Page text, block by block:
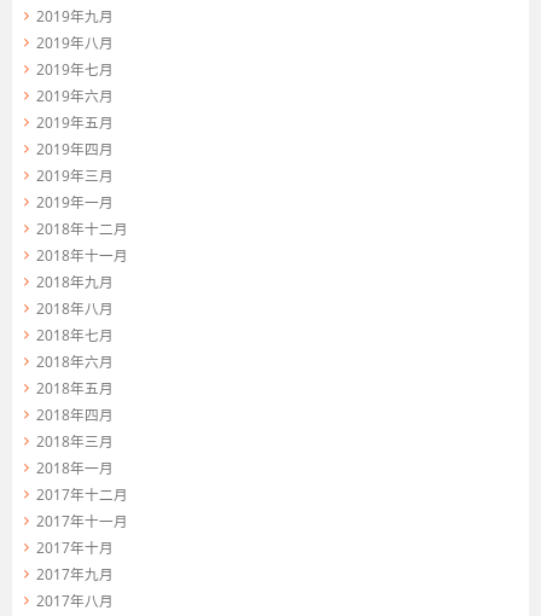
2019年九月
2019年八月
2019年七月
2019年六月
2019年五月
2019年四月
2019年三月
2019年一月
2018年十二月
2018年十一月
2018年九月
2018年八月
2018年七月
2018年六月
2018年五月
2018年四月
2018年三月
2018年一月
2017年十二月
2017年十一月
2017年十月
2017年九月
2017年八月